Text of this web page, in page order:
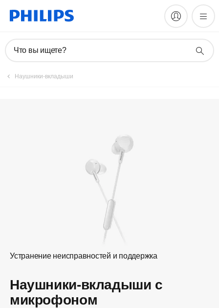
Что вы ищете?
Наушники-вкладыши
Устранение неисправностей и поддержка
Наушники-вкладыши с
микрофоном
Зарегистрировать продукт